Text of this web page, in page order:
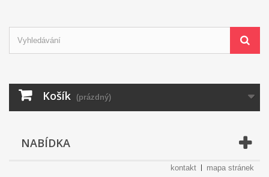
Košík (prázdný)
NABÍDKA
kontakt mapa stránek